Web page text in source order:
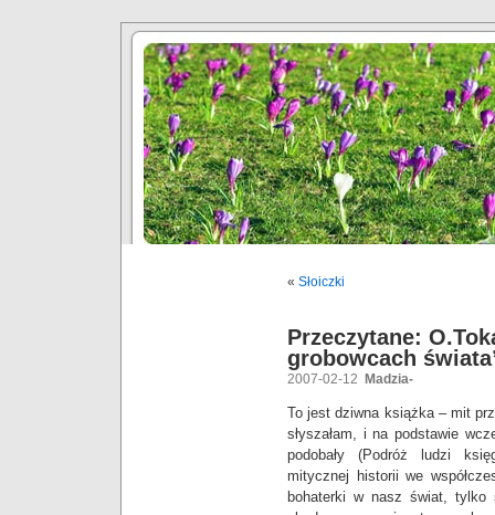
« Słoiczki
Przeczytane:
grobowcach
2007-02-12 Madzia-
To jest dziwna książka – mit
słyszałam, i na podstawie
podobały (Podróż ludzi
mitycznej historii we
bohaterki w nasz świat, tylko